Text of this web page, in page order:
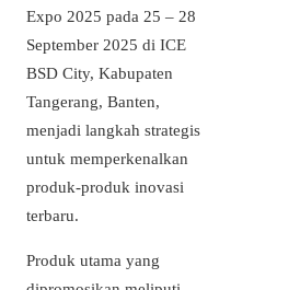
Expo 2025 pada 25 – 28
September 2025 di ICE
BSD City, Kabupaten
Tangerang, Banten,
menjadi langkah strategis
untuk memperkenalkan
produk-produk inovasi
terbaru.
Produk utama yang